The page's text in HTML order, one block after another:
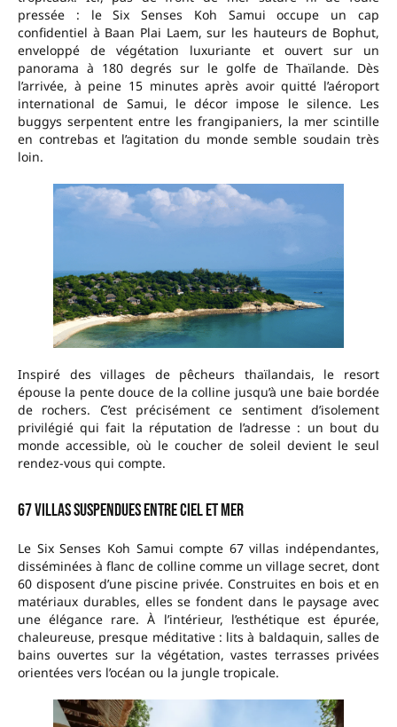
pressée : le Six Senses Koh Samui occupe un cap
confidentiel à Baan Plai Laem, sur les hauteurs de Bophut,
enveloppé de végétation luxuriante et ouvert sur un
panorama à 180 degrés sur le golfe de Thaïlande. Dès
l’arrivée, à peine 15 minutes après avoir quitté l’aéroport
international de Samui, le décor impose le silence. Les
buggys serpentent entre les frangipaniers, la mer scintille
en contrebas et l’agitation du monde semble soudain très
loin.
Inspiré des villages de pêcheurs thaïlandais, le resort
épouse la pente douce de la colline jusqu’à une baie bordée
de rochers. C’est précisément ce sentiment d’isolement
privilégié qui fait la réputation de l’adresse : un bout du
monde accessible, où le coucher de soleil devient le seul
rendez-vous qui compte.
67 villas suspendues entre ciel et mer
Le Six Senses Koh Samui compte 67 villas indépendantes,
disséminées à flanc de colline comme un village secret, dont
60 disposent d’une piscine privée. Construites en bois et en
matériaux durables, elles se fondent dans le paysage avec
une élégance rare. À l’intérieur, l’esthétique est épurée,
chaleureuse, presque méditative : lits à baldaquin, salles de
bains ouvertes sur la végétation, vastes terrasses privées
orientées vers l’océan ou la jungle tropicale.